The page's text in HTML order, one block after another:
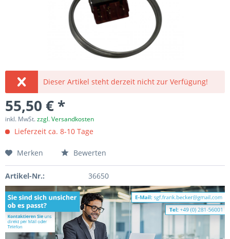
Dieser Artikel steht derzeit nicht zur Verfügung!
55,50 € *
inkl. MwSt.zzgl. Versandkosten
Lieferzeit ca. 8-10 Tage
Merken Bewerten
Artikel-Nr.: 36650